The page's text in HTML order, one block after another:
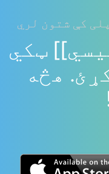
کې شتون لري
ټکي
هڅه